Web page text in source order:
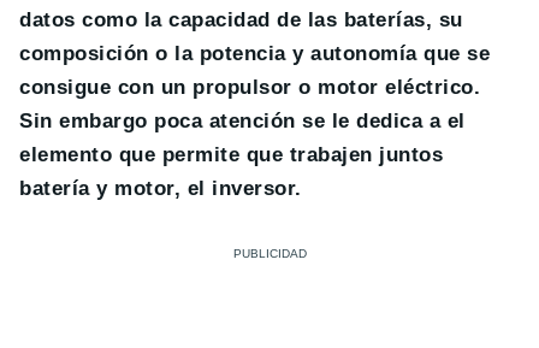
datos como la capacidad de las baterías, su
composición o la potencia y autonomía que se
consigue con un propulsor o motor eléctrico.
Sin embargo poca atención se le dedica a el
elemento que permite que trabajen juntos
batería y motor, el inversor.